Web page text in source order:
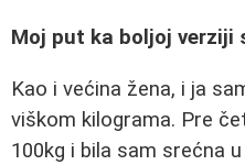
Moj put ka boljoj verziji
Kao i većina žena, i ja
viškom kilograma. Pre
100kg i bila sam srećna